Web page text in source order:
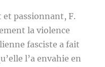
passionnant, F.
la violence
fasciste a fait
l’a envahie en